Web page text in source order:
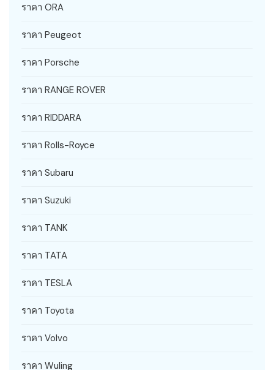
ราคา ORA
ราคา Peugeot
ราคา Porsche
ราคา RANGE ROVER
ราคา RIDDARA
ราคา Rolls-Royce
ราคา Subaru
ราคา Suzuki
ราคา TANK
ราคา TATA
ราคา TESLA
ราคา Toyota
ราคา Volvo
ราคา Wuling